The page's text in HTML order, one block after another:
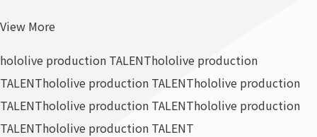
View More
hololive production TALENThololive production
TALENThololive production TALENThololive production
TALENThololive production TALENThololive production
TALENThololive production TALENT